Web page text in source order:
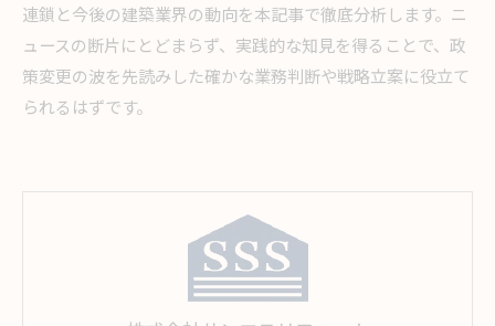
連鎖と今後の建築業界の動向を本記事で徹底分析します。ニ
ュースの断片にとどまらず、実践的な知見を得ることで、政
策変更の波を先読みした確かな業務判断や戦略立案に役立て
られるはずです。